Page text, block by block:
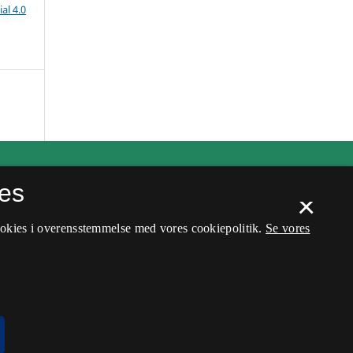
4.0
×
i overensstemmelse med vores cookiepolitik. Se vores